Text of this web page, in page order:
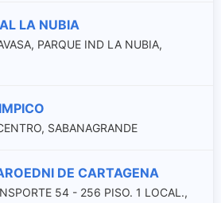
LA NUBIA
PARQUE IND LA NUBIA,
SABANAGRANDE
DE CARTAGENA
54 - 256 PISO. 1 LOCAL.,